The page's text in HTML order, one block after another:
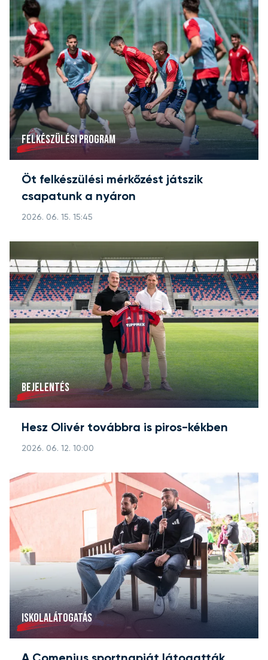
FELKÉSZÜLÉSI PROGRAM
Öt felkészülési mérkőzést játszik
csapatunk a nyáron
2026. 06. 15. 15:45
BEJELENTÉS
Hesz Olivér továbbra is piros-kékben
2026. 06. 12. 10:00
ISKOLALÁTOGATÁS